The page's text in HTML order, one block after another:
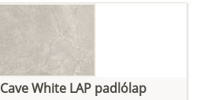
White LAP padlólap